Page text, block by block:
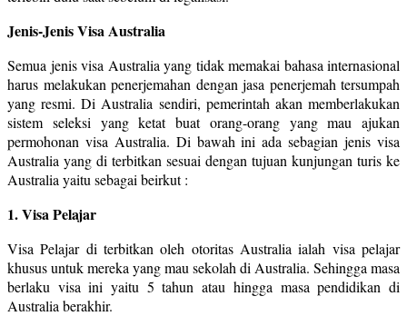
Jenis-Jenis Visa Australia
Semua jenis visa Australia yang tidak memakai bahasa internasional
harus melakukan penerjemahan dengan jasa penerjemah tersumpah
yang resmi. Di Australia sendiri, pemerintah akan memberlakukan
sistem seleksi yang ketat buat orang-orang yang mau ajukan
permohonan visa Australia. Di bawah ini ada sebagian jenis visa
Australia yang di terbitkan sesuai dengan tujuan kunjungan turis ke
Australia yaitu sebagai beirkut :
1. Visa Pelajar
Visa Pelajar di terbitkan oleh otoritas Australia ialah visa pelajar
khusus untuk mereka yang mau sekolah di Australia. Sehingga masa
berlaku visa ini yaitu 5 tahun atau hingga masa pendidikan di
Australia berakhir.